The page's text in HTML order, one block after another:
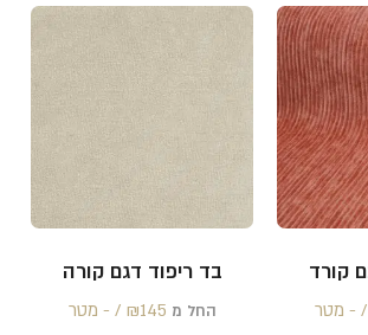
קורד בד ריפוד דגם קורה
החל מ ₪145 /‏‏‎ ‎- מטר